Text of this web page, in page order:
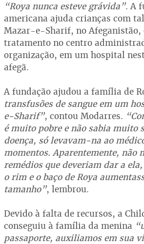
“Roya nunca esteve grávida”. A
americana ajuda crianças com
Mazar-e-Sharif, no Afeganistão,
tratamento no centro
organização, em um hospital
afegã.
A fundação ajudou a família de
transfusões de sangue em um
e-Sharif”, contou Modarres.
é muito pobre e não sabia muito
doença, só levavam-na ao
momentos. Aparentemente, não
remédios que deveriam dar a
o rim e o baço de Roya
tamanho”, lembrou.
Devido à falta de recursos, a
conseguiu à família da menina
passaporte, auxiliamos em sua